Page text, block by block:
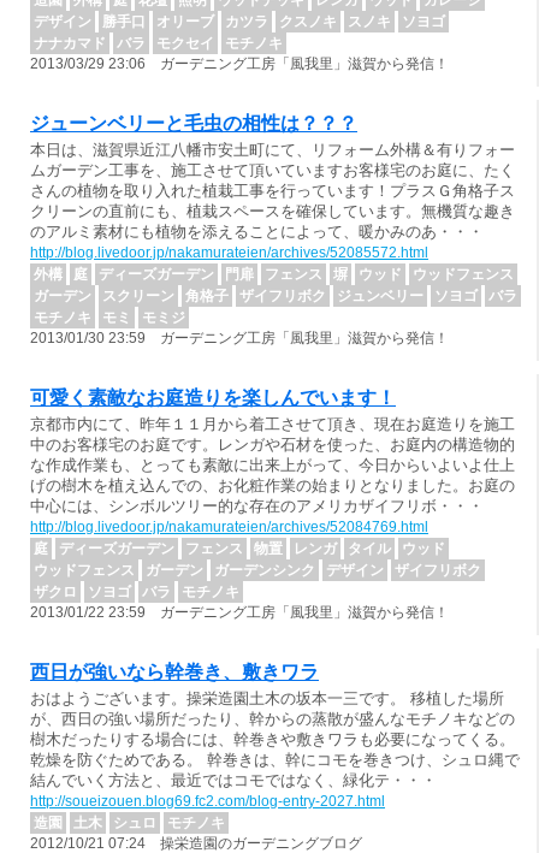
デザイン
勝手口 オリーブ カツラ クスノキ スノキ
ソヨゴ
ナナカマド
バラ モクセイ
モチノキ
2013/03/29 23:06 ガーデニング工房「風我里」滋賀から発信！
ジューンベリーと毛虫の相性は？？？
本日は、滋賀県近江八幡市安土町にて、リフォーム外構＆有りフォー
ムガーデン工事を、施工させて頂いていますお客様宅のお庭に、たく
さんの植物を取り入れた植栽工事を行っています！プラスＧ角格子ス
クリーンの直前にも、植栽スペースを確保しています。無機質な趣き
のアルミ素材にも植物を添えることによって、暖かみのあ・・・
http://blog.livedoor.jp/nakamurateien/archives/52085572.html
外構
庭 ディーズガーデン 門扉 フェンス 塀 ウッド
ウッドフェンス
ガーデン
スクリーン 角格子 ザイフリボク ジュンベリー ソヨゴ
バラ
モチノキ
モミ
モミジ
2013/01/30 23:59 ガーデニング工房「風我里」滋賀から発信！
可愛く素敵なお庭造りを楽しんでいます！
京都市内にて、昨年１１月から着工させて頂き、現在お庭造りを施工
中のお客様宅のお庭です。レンガや石材を使った、お庭内の構造物的
な作成作業も、とっても素敵に出来上がって、今日からいよいよ仕上
げの樹木を植え込んでの、お化粧作業の始まりとなりました。お庭の
中心には、シンボルツリー的な存在のアメリカザイフリボ・・・
http://blog.livedoor.jp/nakamurateien/archives/52084769.html
庭
ディーズガーデン フェンス 物置 レンガ タイル
ウッド
ウッドフェンス
ガーデン ガーデンシンク デザイン
ザイフリボク
ザクロ
ソヨゴ バラ
モチノキ
2013/01/22 23:59 ガーデニング工房「風我里」滋賀から発信！
西日が強いなら幹巻き、敷きワラ
おはようございます。操栄造園土木の坂本一三です。 移植した場所
が、西日の強い場所だったり、幹からの蒸散が盛んなモチノキなどの
樹木だったりする場合には、幹巻きや敷きワラも必要になってくる。
乾燥を防ぐためである。 幹巻きは、幹にコモを巻きつけ、シュロ縄で
結んでいく方法と、最近ではコモではなく、緑化テ・・・
http://soueizouen.blog69.fc2.com/blog-entry-2027.html
造園
土木 シュロ
モチノキ
2012/10/21 07:24 操栄造園のガーデニングブログ